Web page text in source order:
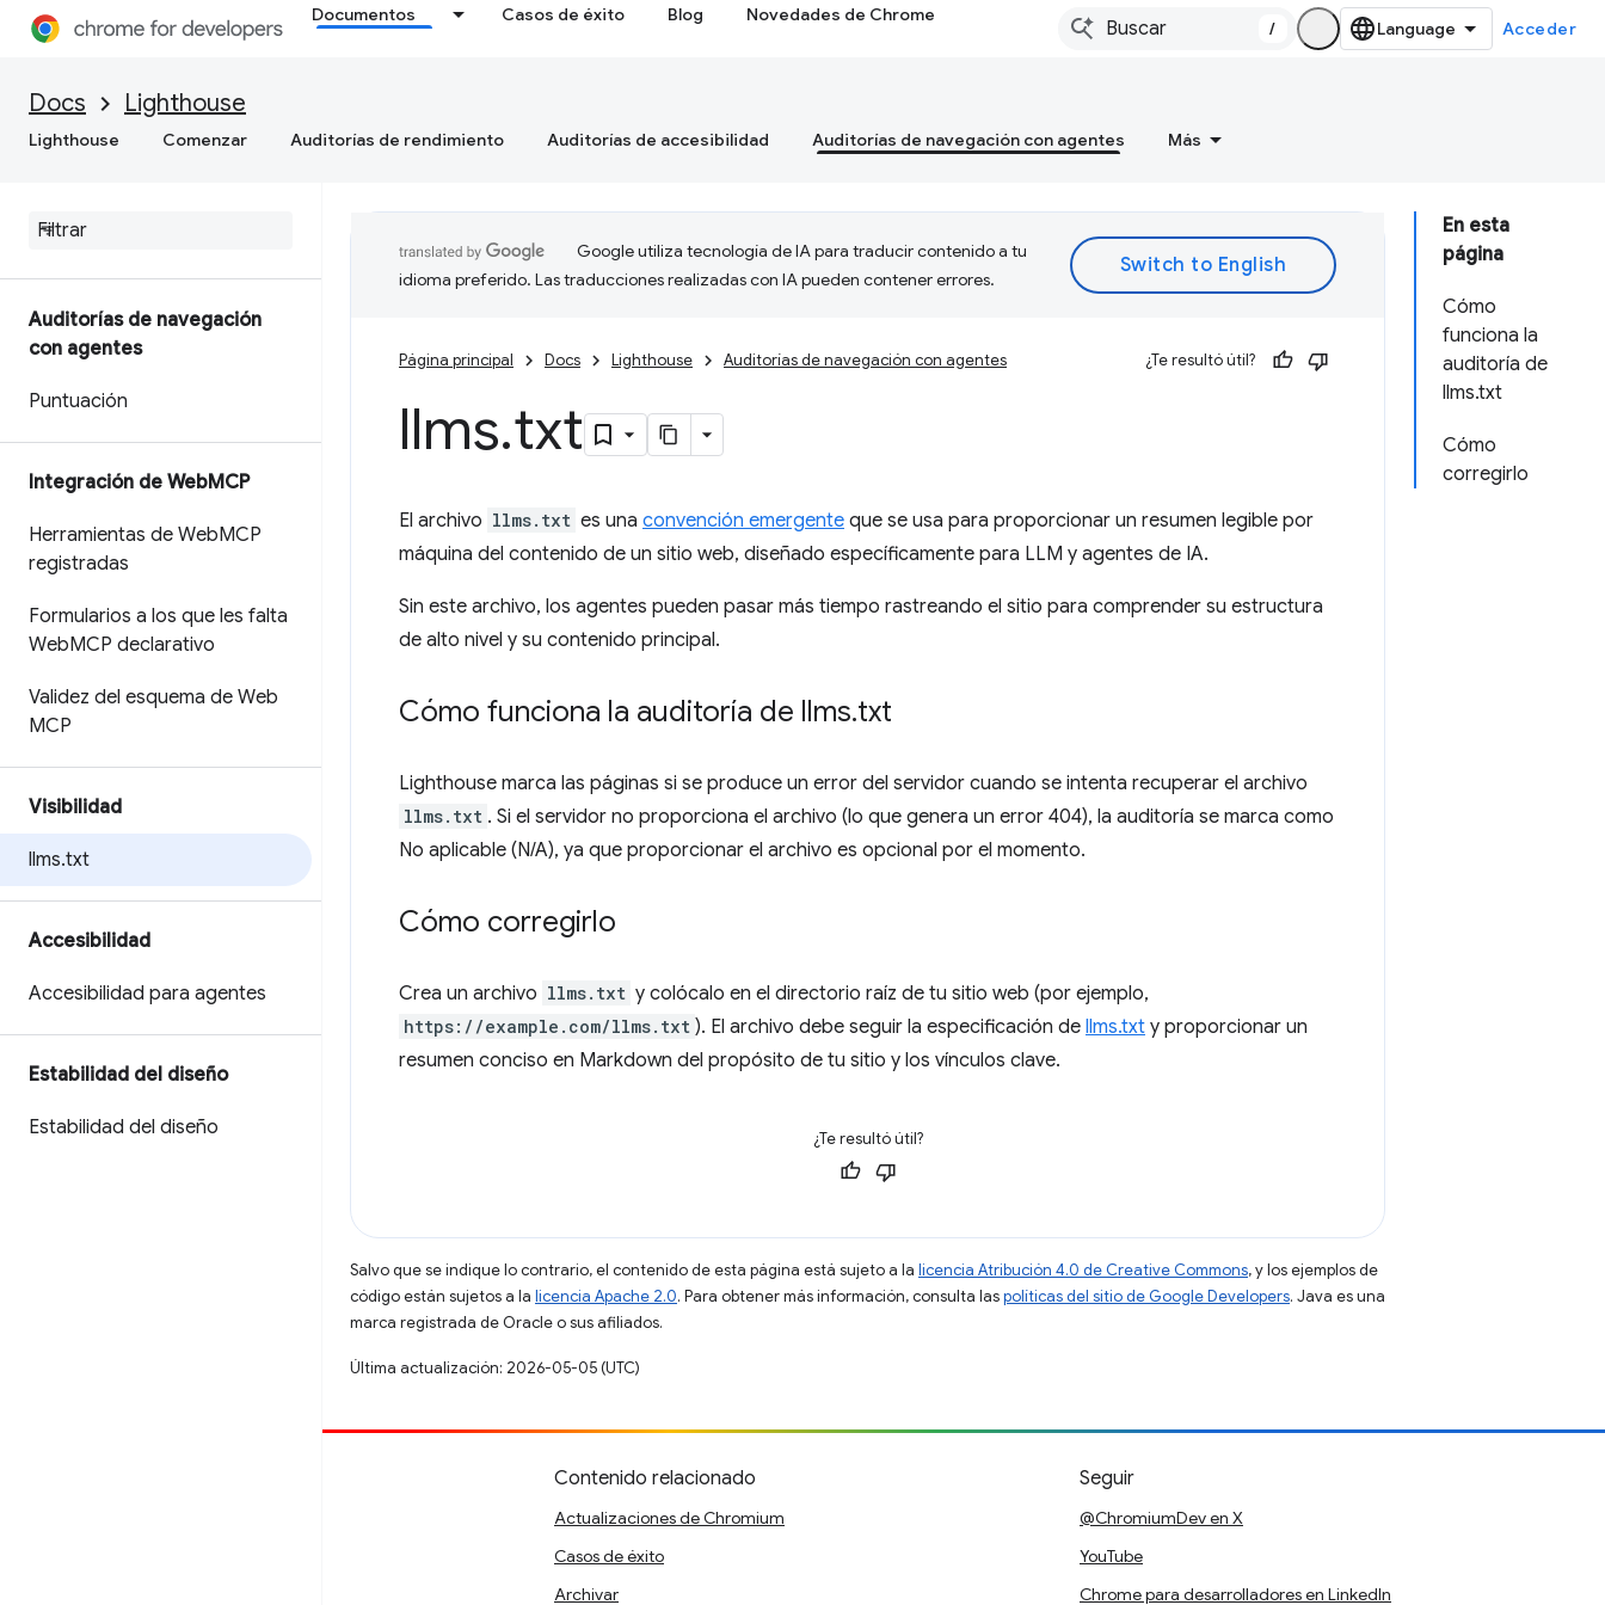
Documentos Casos de éxito Blog Novedades de Chrome
/ Acceder
Docs Lighthouse
Lighthouse Comenzar Auditorías de rendimiento Auditorías de accesibilidad Auditorías de navegación con agentes Más
Auditorías de navegación
con agentes
Puntuación
Integración de WebMCP
Herramientas de WebMCP
registradas
Formularios a los que les falta
WebMCP declarativo
Validez del esquema de Web
MCP
Visibilidad
llms.txt
Accesibilidad
Accesibilidad para agentes
Estabilidad del diseño
Estabilidad del diseño
En esta
página
Cómo
funciona la
auditoría de
llms.txt
Cómo
corregirlo
Google utiliza tecnología de IA para traducir contenido a tu
idioma preferido. Las traducciones realizadas con IA pueden contener errores.
Página principal Docs Lighthouse Auditorías de navegación con agentes ¿Te resultó útil?
llms.txt
El archivo llms.txt es una convención emergente que se usa para proporcionar un resumen legible por
máquina del contenido de un sitio web, diseñado específicamente para LLM y agentes de IA.
Sin este archivo, los agentes pueden pasar más tiempo rastreando el sitio para comprender su estructura
de alto nivel y su contenido principal.
Cómo funciona la auditoría de llms.txt
Lighthouse marca las páginas si se produce un error del servidor cuando se intenta recuperar el archivo
llms.txt . Si el servidor no proporciona el archivo (lo que genera un error 404), la auditoría se marca como
No aplicable (N/A), ya que proporcionar el archivo es opcional por el momento.
Cómo corregirlo
Crea un archivo llms.txt y colócalo en el directorio raíz de tu sitio web (por ejemplo,
https://example.com/llms.txt ). El archivo debe seguir la especificación de llms.txt y proporcionar un
resumen conciso en Markdown del propósito de tu sitio y los vínculos clave.
¿Te resultó útil?
Salvo que se indique lo contrario, el contenido de esta página está sujeto a la licencia Atribución 4.0 de Creative Commons, y los ejemplos de
código están sujetos a la licencia Apache 2.0. Para obtener más información, consulta laspolíticas del sitio de Google Developers. Java es una
marca registrada de Oracle o sus afiliados.
Última actualización: 2026-05-05 (UTC)
Contenido relacionado
Actualizaciones de Chromium
Casos de éxito
Archivar
Seguir
@ChromiumDev en X
YouTube
Chrome para desarrolladores en LinkedIn